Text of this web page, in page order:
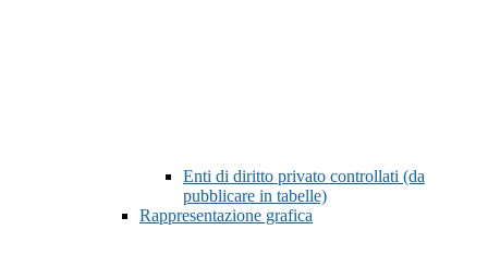
Enti di diritto privato controllati (da
pubblicare in tabelle)
Rappresentazione grafica